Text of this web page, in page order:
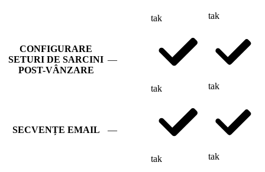
tak tak
CONFIGURARE
SETURI DE SARCINI
POST-VÂNZARE
—
tak tak
SECVENȚE EMAIL —
tak tak